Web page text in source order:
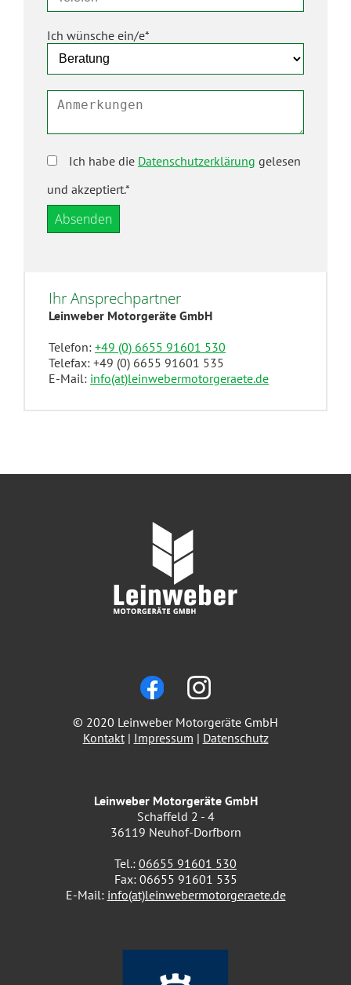
Ich wünsche ein/e*
Ich habe die Datenschutzerklärung gelesen
und akzeptiert.*
Ihr Ansprechpartner
Leinweber Motorgeräte GmbH
Telefon: +49 (0) 6655 91601 530
Telefax: +49 (0) 6655 91601 535
E-Mail: info(at)leinwebermotorgeraete.de
© 2020 Leinweber Motorgeräte GmbH
Kontakt| Impressum | Datenschutz
Leinweber Motorgeräte GmbH
Schaffeld 2 - 4
36119 Neuhof-Dorfborn
Tel.: 06655 91601 530
Fax: 06655 91601 535
E-Mail: info(at)leinwebermotorgeraete.de